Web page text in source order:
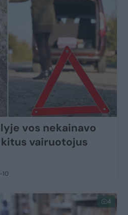
vos nekainavo
vairuotojus
4